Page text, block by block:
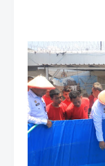
i
u
m
B
y
R
a
u
s